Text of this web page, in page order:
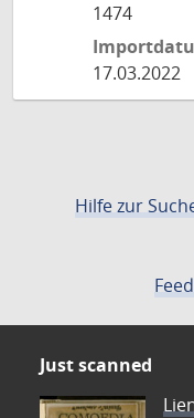
1474
17.03.2022
Hilfe zur
Just scanned